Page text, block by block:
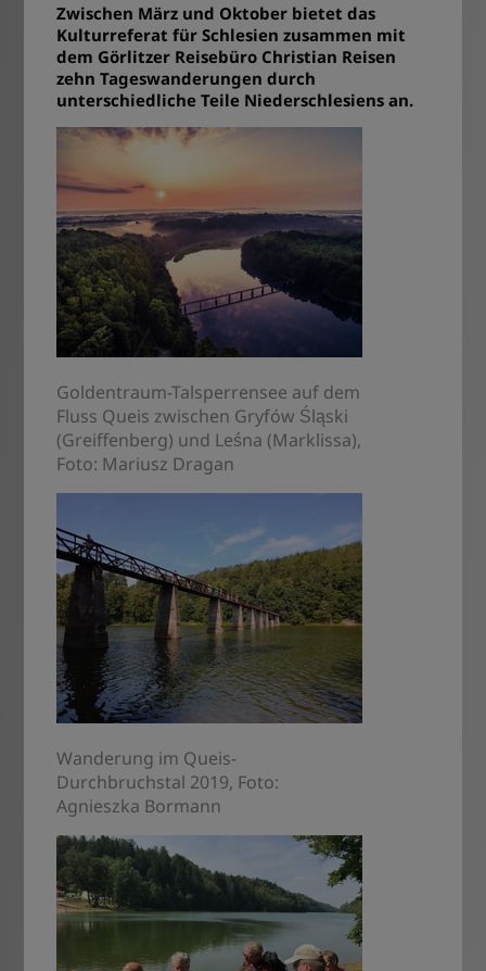
Zwischen März und Oktober bietet das
Kulturreferat für Schlesien zusammen mit
dem Görlitzer Reisebüro Christian Reisen
zehn Tageswanderungen durch
unterschiedliche Teile Niederschlesiens an.
Goldentraum-Talsperrensee auf dem
Fluss Queis zwischen Gryfów Śląski
(Greiffenberg) und Leśna (Marklissa),
Foto: Mariusz Dragan
Wanderung im Queis-
Durchbruchstal 2019, Foto:
Agnieszka Bormann